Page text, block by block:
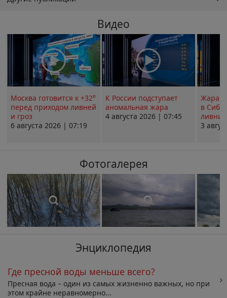
Видео
Москва готовится к +32°
перед приходом ливней
и гроз
6 августа 2026 | 07:19
К России подступает
аномальная жара
4 августа 2026 | 07:45
Жара в
в
ливни
3
Фотогалерея
Энциклопедия
Где пресной воды меньше всего?
Пресная вода – один из самых жизненно важных, но при
этом крайне неравномерно...